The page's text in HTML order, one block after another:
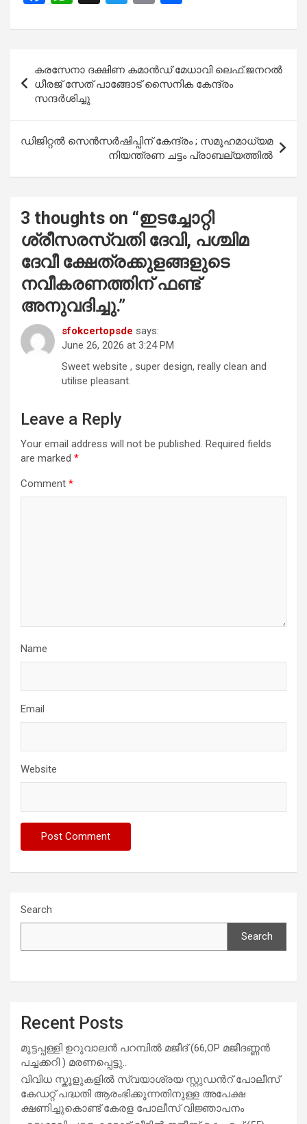
ce
o
o
k
at
A
p
p
tt ail ar
navigation
കരസേനാ ദക്ഷിണ കമാൻഡ് മേധാവി ലെഫ്.ജനറൽ
ധീരജ് സേത് പാങ്ങോട് സൈനിക കേന്ദ്രം
സന്ദർശിച്ചു
ഡിജിറ്റൽ സെൻസർഷിപ്പിന്‌ കേന്ദ്രം ; സമൂഹമാധ്യമ
നിയന്ത്രണ ചട്ടം പ്രാബല്യത്തിൽ
3 thoughts on “ഇടച്ചോറ്റി
ശ്രീസരസ്വതി ദേവി, പശ്ചിമ
ദേവീ ക്ഷേത്രക്കുളങ്ങളുടെ
നവീകരണത്തിന് ഫണ്ട്
അനുവദിച്ചു.”
sfokcertopsde says:
June 26, 2026 at 3:24 PM
Sweet website , super design, really clean and
utilise pleasant.
Leave a Reply
Your email address will not be published. Required fields
are marked *
Comment *
Name
Email
Website
Search
Search
Recent Posts
മുട്ടപ്പള്ളി ഉറുവാലൻ പറമ്പിൽ മജീദ് (66,OP മജീദണ്ണൻ
പച്ചക്കറി ) മരണപ്പെട്ടു..
വിവിധ സ്കൂളുകളില്‍ സ്വയാശ്രയ സ്റ്റുഡന്‍റ് പോലീസ്
കേഡറ്റ് പദ്ധതി ആരംഭിക്കുന്നതിനുള്ള അപേക്ഷ
ക്ഷണിച്ചുകൊണ്ട് കേരള പോലീസ് വിജ്ഞാപനം